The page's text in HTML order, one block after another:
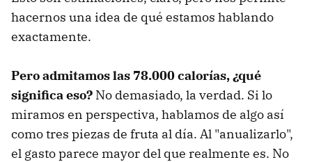
hacernos una idea de qué estamos hablando
exactamente.
Pero admitamos las 78.000 calorías, ¿qué
significa eso? No demasiado, la verdad. Si lo
miramos en perspectiva, hablamos de algo así
como tres piezas de fruta al día. Al "anualizarlo",
el gasto parece mayor del que realmente es. No